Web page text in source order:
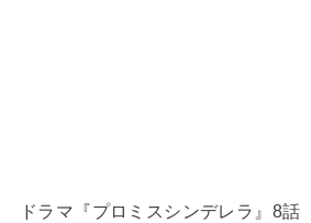
ドラマ『プロミスシンデレラ』8